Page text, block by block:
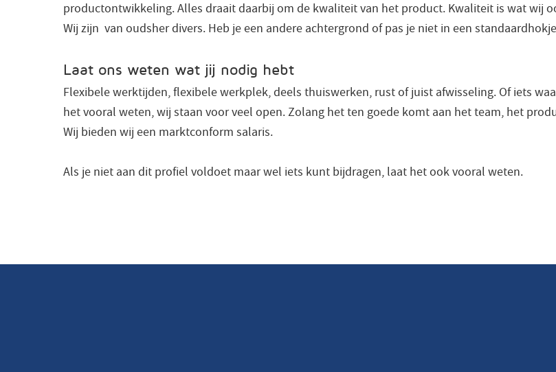
productontwikkeling. Alles draait daarbij om de kwaliteit van het product. Kwaliteit is wat wij
Wij zijn van oudsher divers. Heb je een andere achtergrond of pas je niet in een
Laat ons weten wat jij nodig hebt
Flexibele werktijden, flexibele werkplek, deels thuiswerken, rust of juist afwisseling. Of iets
het vooral weten, wij staan voor veel open. Zolang het ten goede komt aan het team, het
Wij bieden wij een marktconform salaris.
Als je niet aan dit profiel voldoet maar wel iets kunt bijdragen, laat het ook vooral weten.